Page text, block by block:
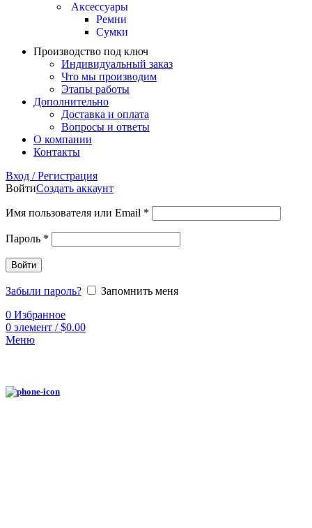
Аксессуары
Ремни
Сумки
Производство под ключ
Индивидуальный заказ
Что мы производим
Этапы работы
Дополнительно
Доставка и оплата
Вопросы и ответы
О компании
Контакты
Вход / Регистрация
ВойтиСоздать аккаунт
Имя пользователя или Email *
Пароль *
Войти
Забыли пароль?
Запомнить меня
0 Избранное
0 элемент / $0.00
Меню